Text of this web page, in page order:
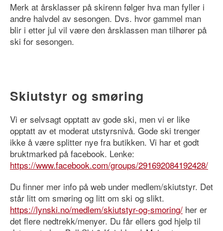
Merk at årsklasser på skirenn følger hva man fyller i
andre halvdel av sesongen. Dvs. hvor gammel man
blir i etter jul vil være den årsklassen man tilhører på
ski for sesongen.
Skiutstyr og smøring
Vi er selvsagt opptatt av gode ski, men vi er like
opptatt av et moderat utstyrsnivå. Gode ski trenger
ikke å være splitter nye fra butikken. Vi har et godt
bruktmarked på facebook. Lenke:
https://www.facebook.com/groups/291692084192428/
Du finner mer info på web under medlem/skiutstyr. Det
står litt om smøring og litt om ski og slikt.
https://lynski.no/medlem/skiutstyr-og-smoring/ her er
det flere nedtrekk/menyer. Du får ellers god hjelp til